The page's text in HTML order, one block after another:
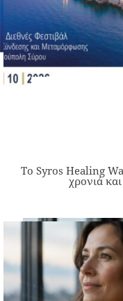
Το Syros Healing
χρονιά